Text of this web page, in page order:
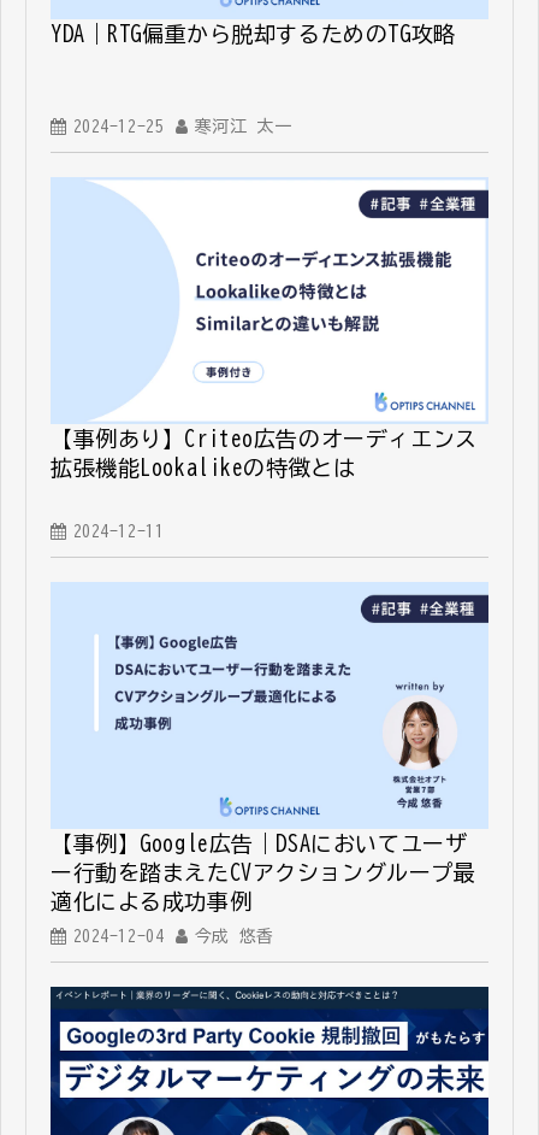
YDA｜RTG偏重から脱却するためのTG攻略
2024-12-25 寒河江 太一
【事例あり】Criteo広告のオーディエンス
拡張機能Lookalikeの特徴とは
2024-12-11
【事例】Google広告｜DSAにおいてユーザ
ー行動を踏まえたCVアクショングループ最
適化による成功事例
2024-12-04 今成 悠香